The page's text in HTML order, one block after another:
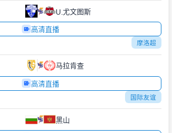
U.尤文图斯
高清直播
摩洛超
马拉肯查
高清直播
国际友谊
黑山